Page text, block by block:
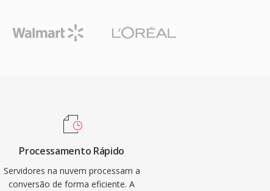
Processamento Rápido
Servidores na nuvem processam a
conversão de forma eficiente. A